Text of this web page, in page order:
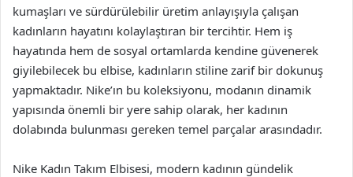
kumaşları ve sürdürülebilir üretim anlayışıyla çalışan
kadınların hayatını kolaylaştıran bir tercihtir. Hem iş
hayatında hem de sosyal ortamlarda kendine güvenerek
giyilebilecek bu elbise, kadınların stiline zarif bir dokunuş
yapmaktadır. Nike’ın bu koleksiyonu, modanın dinamik
yapısında önemli bir yere sahip olarak, her kadının
dolabında bulunması gereken temel parçalar arasındadır.
Nike Kadın Takım Elbisesi, modern kadının gündelik